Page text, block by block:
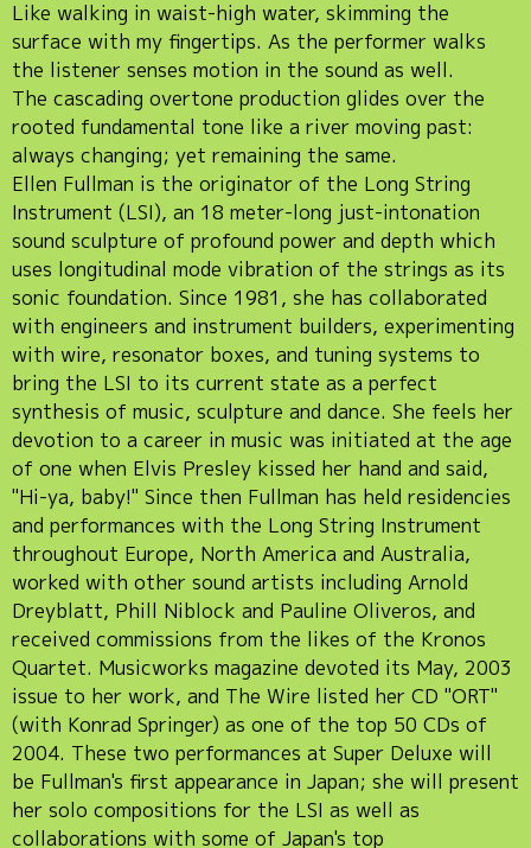
Like walking in waist-high water, skimming the
surface with my fingertips. As the performer walks
the listener senses motion in the sound as well.
The cascading overtone production glides over the
rooted fundamental tone like a river moving past:
always changing; yet remaining the same.
Ellen Fullman is the originator of the Long String
Instrument (LSI), an 18 meter-long just-intonation
sound sculpture of profound power and depth which
uses longitudinal mode vibration of the strings as its
sonic foundation. Since 1981, she has collaborated
with engineers and instrument builders, experimenting
with wire, resonator boxes, and tuning systems to
bring the LSI to its current state as a perfect
synthesis of music, sculpture and dance. She feels her
devotion to a career in music was initiated at the age
of one when Elvis Presley kissed her hand and said,
"Hi-ya, baby!" Since then Fullman has held residencies
and performances with the Long String Instrument
throughout Europe, North America and Australia,
worked with other sound artists including Arnold
Dreyblatt, Phill Niblock and Pauline Oliveros, and
received commissions from the likes of the Kronos
Quartet. Musicworks magazine devoted its May, 2003
issue to her work, and The Wire listed her CD "ORT"
(with Konrad Springer) as one of the top 50 CDs of
2004. These two performances at Super Deluxe will
be Fullman's first appearance in Japan; she will present
her solo compositions for the LSI as well as
collaborations with some of Japan's top